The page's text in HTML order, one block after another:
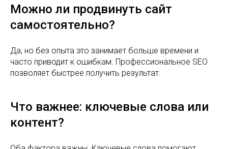
Можно ли продвинуть сайт
самостоятельно?
Да, но без опыта это занимает больше времени и
часто приводит к ошибкам. Профессиональное SEO
позволяет быстрее получить результат.
Что важнее: ключевые слова или
контент?
Услуги